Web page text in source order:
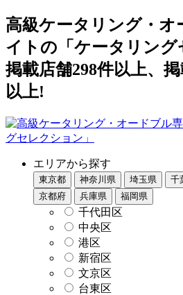
高級ケータリング・オ
イトの「ケータリング
掲載店舗298件以上、
以上!
エリアから探す
東京都 神奈川県 埼玉県 千
京都府
兵庫県 福岡県
千代田区
中央区
港区
新宿区
文京区
台東区